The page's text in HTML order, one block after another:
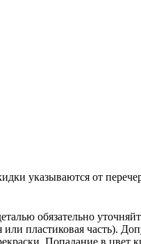
от
обязательно
пластиковая часть).
Попадание в цвет